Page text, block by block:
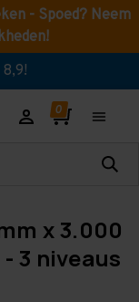
- Spoed? Neem
x 3.000
3 niveaus